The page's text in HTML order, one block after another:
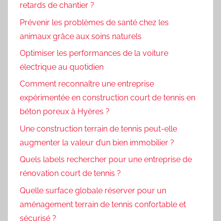
retards de chantier ?
Prévenir les problèmes de santé chez les
animaux grâce aux soins naturels
Optimiser les performances de la voiture
électrique au quotidien
Comment reconnaître une entreprise
expérimentée en construction court de tennis en
béton poreux à Hyères ?
Une construction terrain de tennis peut-elle
augmenter la valeur d’un bien immobilier ?
Quels labels rechercher pour une entreprise de
rénovation court de tennis ?
Quelle surface globale réserver pour un
aménagement terrain de tennis confortable et
sécurisé ?